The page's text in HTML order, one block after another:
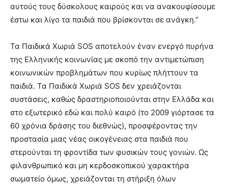
αυτούς τους δύσκολους καιρούς και να ανακουφίσουμε
έστω και λίγο τα παιδιά που βρίσκονται σε ανάγκη.”
Τα Παιδικά Χωριά SOS αποτελούν έναν ενεργό πυρήνα
της Ελληνικής κοινωνίας με σκοπό την αντιμετώπιση
κοινωνικών προβλημάτων που κυρίως πλήττουν τα
παιδιά. Τα Παιδικά Χωριά SOS δεν χρειάζονται
συστάσεις, καθώς δραστηριοποιούνται στην Ελλάδα και
στο εξωτερικό εδώ και πολύ καιρό (το 2009 γιόρτασε τα
60 χρόνια δράσης του διεθνώς), προσφέροντας την
προστασία μιας νέας οικογένειας στα παιδιά που
στερούνται τη φροντίδα των φυσικών τους γονιών. Ως
φιλανθρωπικό και μη κερδοσκοπικού χαρακτήρα
σωματείο όμως, χρειάζονται τη στήριξη όλων